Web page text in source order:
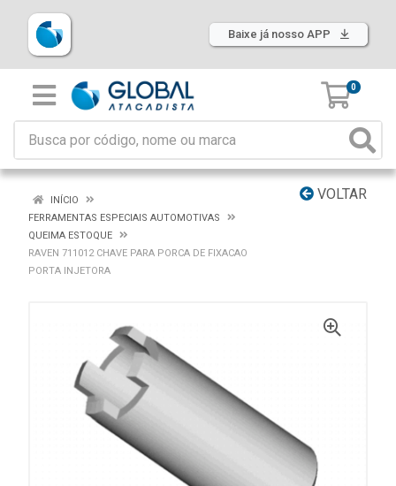
Baixe já nosso APP
0
VOLTAR
INÍCIO
FERRAMENTAS ESPECIAIS AUTOMOTIVAS
QUEIMA ESTOQUE
RAVEN 711012 CHAVE PARA PORCA DE FIXACAO
PORTA INJETORA